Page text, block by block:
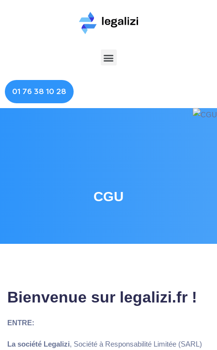
01 76 38 10 28
CGU
Bienvenue sur legalizi.fr !
ENTRE:
La société Legalizi, Société à Responsabilité Limitée (SARL)